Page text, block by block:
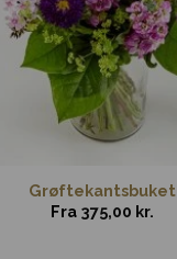
Grøftekantsbuket
Fra 375,00 kr.